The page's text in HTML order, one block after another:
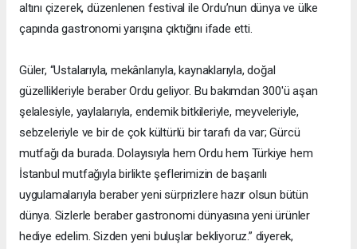
altını çizerek, düzenlenen festival ile Ordu’nun dünya ve ülke
çapında gastronomi yarışına çıktığını ifade etti.
Güler, “Ustalarıyla, mekânlarıyla, kaynaklarıyla, doğal
güzellikleriyle beraber Ordu geliyor. Bu bakımdan 300'ü aşan
şelalesiyle, yaylalarıyla, endemik bitkileriyle, meyveleriyle,
sebzeleriyle ve bir de çok kültürlü bir tarafı da var; Gürcü
mutfağı da burada. Dolayısıyla hem Ordu hem Türkiye hem
İstanbul mutfağıyla birlikte şeflerimizin de başarılı
uygulamalarıyla beraber yeni sürprizlere hazır olsun bütün
dünya. Sizlerle beraber gastronomi dünyasına yeni ürünler
hediye edelim. Sizden yeni buluşlar bekliyoruz.” diyerek,